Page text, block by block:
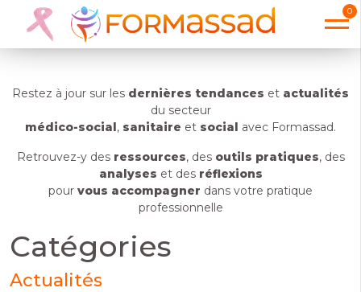
0
hygiène
Restez à jour sur les dernières tendances et actualités
du secteur
médico-social, sanitaire et social avec Formassad.
Retrouvez-y des ressources, des outils pratiques, des
analyses et des réflexions
pour vous accompagner dans votre pratique
professionnelle
Catégories
Actualités